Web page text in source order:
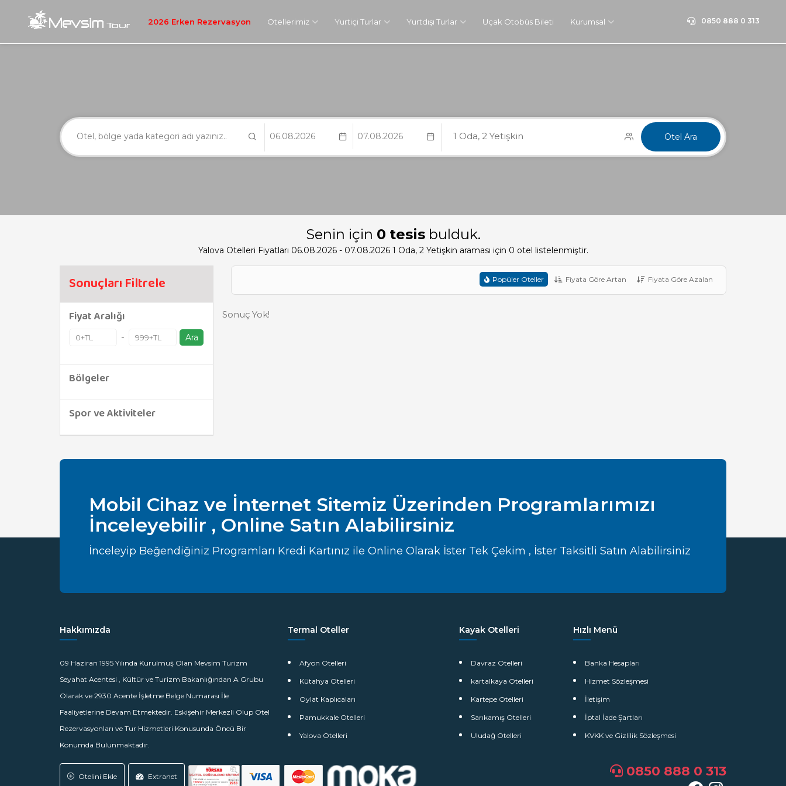
2026 Erken Rezervasyon Otellerimiz Yurtiçi Turlar Yurtdışı Turlar Uçak Otobüs Bileti Kurumsal 0850 888 0 313
1 Oda, 2 Yetişkin Otel Ara
Senin için 0 tesisbulduk.
Yalova Otelleri Fiyatları 06.08.2026 - 07.08.2026 1 Oda, 2Yetişkin araması için 0 otel listelenmiştir.
Sonuçları Filtrele
Fiyat Aralığı
- Ara
Bölgeler
Spor ve Aktiviteler
Popüler Oteller Fiyata Göre Artan Fiyata Göre Azalan
Sonuç Yok!
Mobil Cihaz ve İnternet Sitemiz Üzerinden Programlarımızı
İnceleyebilir , Online Satın Alabilirsiniz
İnceleyip Beğendiğiniz Programları Kredi Kartınız ile Online Olarak İster Tek Çekim , İster Taksitli Satın Alabilirsiniz
Hakkımızda
09 Haziran 1995 Yılında Kurulmuş Olan Mevsim Turizm
Seyahat Acentesi , Kültür ve Turizm Bakanlığından A Grubu
Olarak ve 2930 Acente İşletme Belge Numarası İle
Faaliyetlerine Devam Etmektedir. Eskişehir Merkezli Olup Otel
Rezervasyonları ve Tur Hizmetleri Konusunda Öncü Bir
Konumda Bulunmaktadır.
Termal Oteller
Afyon Otelleri
Kütahya Otelleri
Oylat Kaplıcaları
Pamukkale Otelleri
Yalova Otelleri
Kayak Otelleri
Davraz Otelleri
kartalkaya Otelleri
Kartepe Otelleri
Sarıkamış Otelleri
Uludağ Otelleri
Hızlı Menü
Banka Hesapları
Hizmet Sözleşmesi
İletişim
İptal İade Şartları
KVKK ve Gizlilik Sözleşmesi
Otelini Ekle Extranet 0850 888 0 313